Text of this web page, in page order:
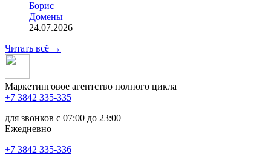
Борис
Домены
24.07.2026
Читать всё →
Маркетинговое агентство полного цикла
+7 3842 335‑335
для звонков с 07:00 до 23:00
Ежедневно
+7 3842 335‑336